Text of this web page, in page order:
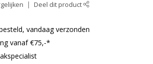
Deel dit product
vandaag verzonden
vanaf €75,-*